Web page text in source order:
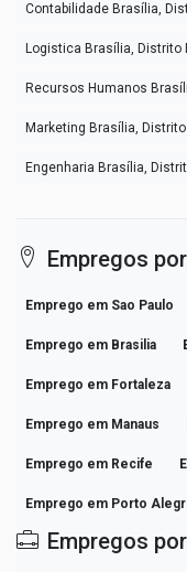
Contabilidade Brasília,
Logistica Brasília, Distrito
Recursos Humanos
Marketing Brasília, Distrito
Engenharia Brasília,
Empregos
Emprego em Sao Paulo
Emprego em Brasilia
Emprego em Fortaleza
Emprego em Manaus
Emprego em Recife
Emprego em Porto
Empregos